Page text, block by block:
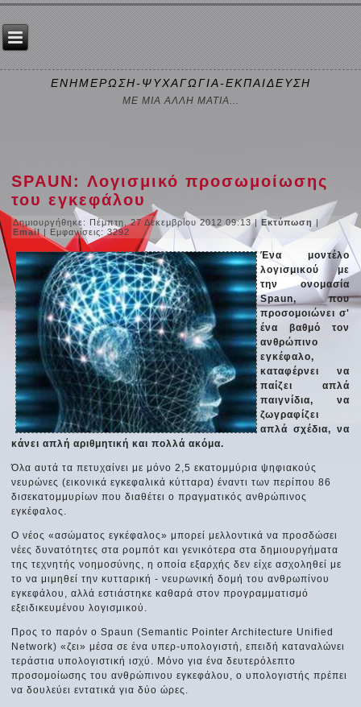
ΕΝΗΜΕΡΩΣΗ-ΨΥΧΑΓΩΓΙΑ-ΕΚΠΑΙΔΕΥΣΗ
ΜΕ ΜΙΑ ΑΛΛΗ ΜΑΤΙΑ...
SPAUN: Λογισμικό προσωμοίωσης
του εγκεφάλου
Δημιουργήθηκε: Πέμπτη, 27 Δεκεμβρίου 2012 09:13|Εκτύπωση|
Email | Εμφανίσεις: 3292
Ένα μοντέλο
λογισμικού με
την ονομασία
Spaun, που
προσομοιώνει σ'
ένα βαθμό τον
ανθρώπινο
εγκέφαλο,
καταφέρνει να
παίζει απλά
παιγνίδια, να
ζωγραφίζει
απλά σχέδια, να
κάνει απλή αριθμητική και πολλά ακόμα.
Όλα αυτά τα πετυχαίνει με μόνο 2,5 εκατομμύρια ψηφιακούς
νευρώνες (εικονικά εγκεφαλικά κύτταρα) έναντι των περίπου 86
δισεκατομμυρίων που διαθέτει ο πραγματικός ανθρώπινος
εγκέφαλος.
Ο νέος «ασώματος εγκέφαλος» μπορεί μελλοντικά να προσδώσει
νέες δυνατότητες στα ρομπότ και γενικότερα στα δημιουργήματα
της τεχνητής νοημοσύνης, η οποία εξαρχής δεν είχε ασχοληθεί με
το να μιμηθεί την κυτταρική - νευρωνική δομή του ανθρωπίνου
εγκεφάλου, αλλά εστιάστηκε καθαρά στον προγραμματισμό
εξειδικευμένου λογισμικού.
Προς το παρόν ο Spaun (Semantic Pointer Architecture Unified
Network) «ζει» μέσα σε ένα υπερ-υπολογιστή, επειδή καταναλώνει
τεράστια υπολογιστική ισχύ. Μόνο για ένα δευτερόλεπτο
προσομοίωσης του ανθρώπινου εγκεφάλου, ο υπολογιστής πρέπει
να δουλεύει εντατικά για δύο ώρες.